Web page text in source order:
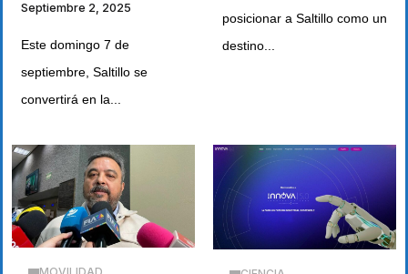
Septiembre 2, 2025
Este domingo 7 de
septiembre, Saltillo se
convertirá en la...
posicionar a Saltillo como un
destino...